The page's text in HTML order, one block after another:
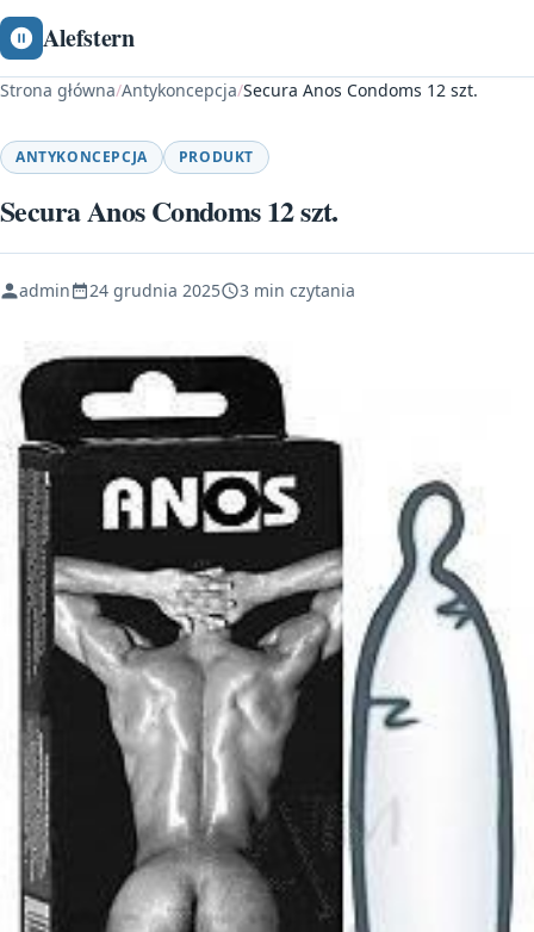
Alefstern
Strona główna/Antykoncepcja/Secura Anos Condoms 12 szt.
ANTYKONCEPCJA PRODUKT
Secura Anos Condoms 12 szt.
admin 24 grudnia 2025 3 min czytania